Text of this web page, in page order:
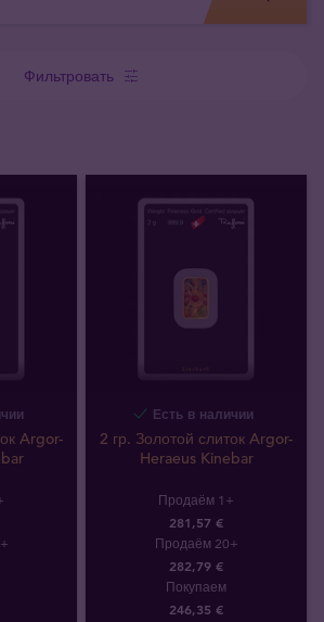
Фильтровать
Argor-
Есть в наличии
2 гр. Золотой слиток Argor-
Heraeus Kinebar
Продаём 1+
281,57 €
Продаём 20+
282,79 €
Покупаем
246,35 €